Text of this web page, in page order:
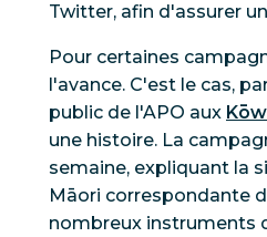
Twitter, afin d'assurer
Pour certaines
l'avance. C'est le cas,
public de l'APO aux
une histoire. La
semaine, expliquant la
Māori correspondante
nombreux instruments